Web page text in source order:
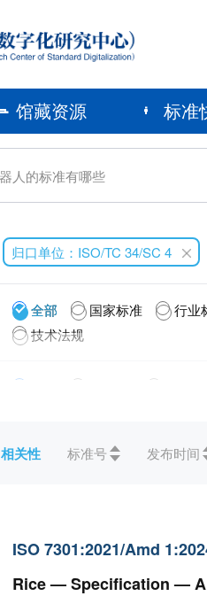
馆藏资源 标准
归口单位：ISO/TC 34/SC 4
全部 国家标准
行业
技术法规
全部 废止(92) 现行
相关性 标准号 发布时间
ISO 7301:2021/Amd
Rice — Specification —